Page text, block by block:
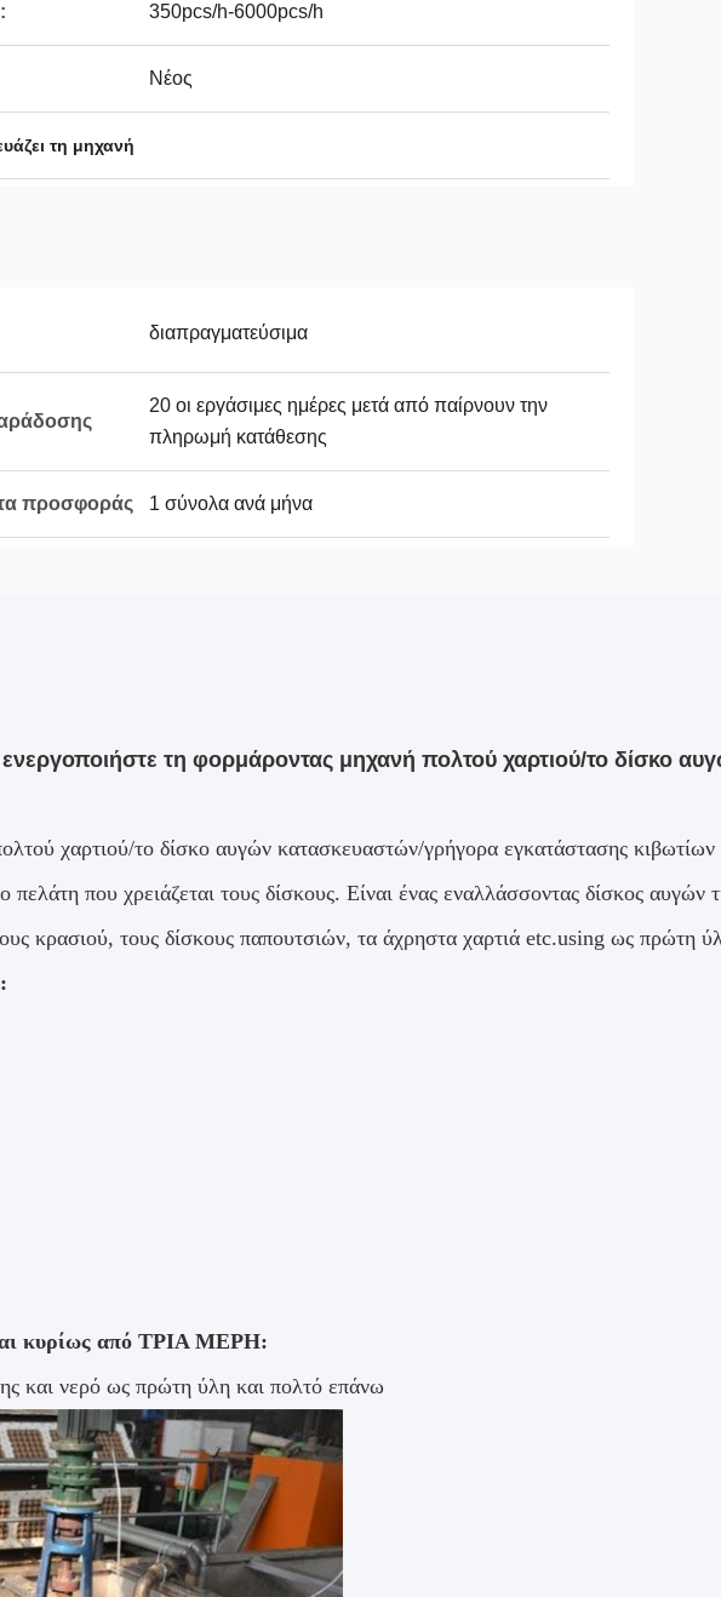
350pcs/h-6000pcs/h
Νέος
τη μηχανή
διαπραγματεύσιμα
20 οι εργάσιμες ημέρες μετά από παίρνουν την
πληρωμή κατάθεσης
προσφοράς 1 σύνολα ανά μήνα
τη φορμάροντας μηχανή πολτού χαρτιού/το δίσκο
χαρτιού/το δίσκο αυγών κατασκευαστών/γρήγορα εγκατάστασης
πελάτη που χρειάζεται τους δίσκους. Είναι ένας εναλλάσσοντας δίσκος
κρασιού, τους δίσκους παπουτσιών, τα άχρηστα χαρτιά etc.using ως πρώτη
κυρίως από ΤΡΙΑ ΜΕΡΗ: